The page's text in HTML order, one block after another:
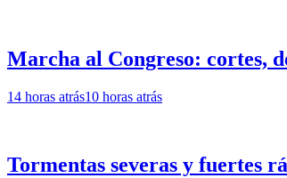
Marcha al Congreso: cortes,
14 horas atrás10 horas atrás
Tormentas severas y fuertes